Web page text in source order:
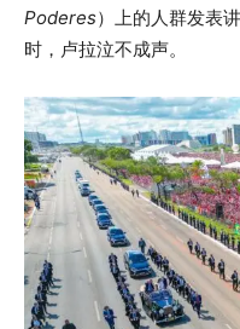
Poderes）上的人群发表
时，卢拉泣不成声。